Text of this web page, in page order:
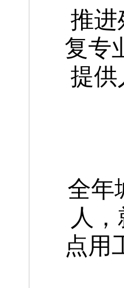
推进
复专
提供
全年
人
点用